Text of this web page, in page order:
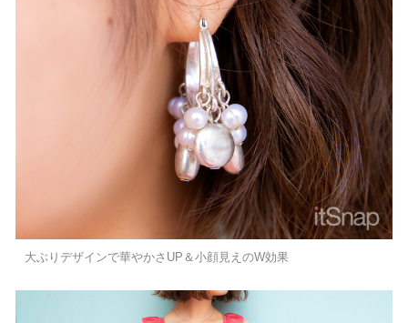
大ぶりデザインで華やかさUP＆小顔見えのW効果